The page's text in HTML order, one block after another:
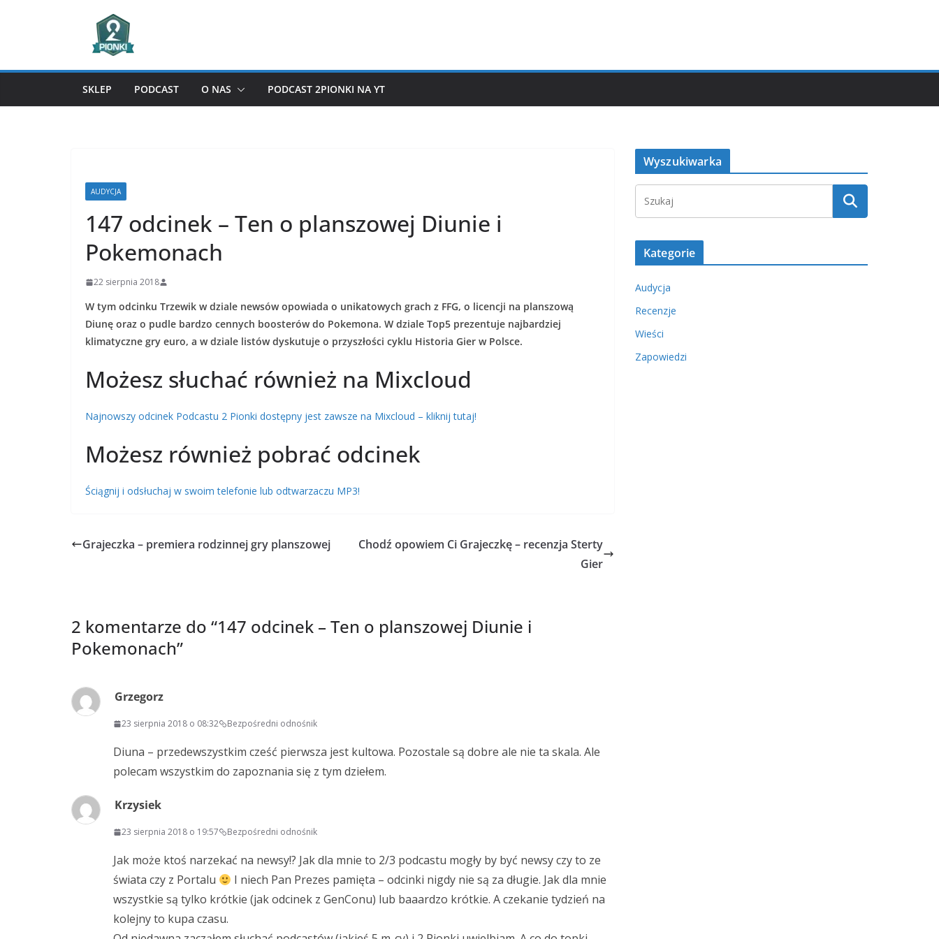
SKLEP PODCAST O NAS PODCAST 2PIONKI NA YT
AUDYCJA
147 odcinek – Ten o planszowej Diunie i
Pokemonach
22 sierpnia 2018
W tym odcinku Trzewik w dziale newsów opowiada o unikatowych grach z FFG, o licencji na planszową
Diunę oraz o pudle bardzo cennych boosterów do Pokemona. W dziale Top5 prezentuje najbardziej
klimatyczne gry euro, a w dziale listów dyskutuje o przyszłości cyklu Historia Gier w Polsce.
Możesz słuchać również na Mixcloud
Najnowszy odcinek Podcastu 2 Pionki dostępny jest zawsze na Mixcloud – kliknij tutaj!
Możesz również pobrać odcinek
Ściągnij i odsłuchaj w swoim telefonie lub odtwarzaczu MP3!
Grajeczka – premiera rodzinnej gry planszowej
Chodź opowiem Ci Grajeczkę – recenzja Sterty
Gier
2 komentarze do “147 odcinek – Ten o planszowej Diunie i
Pokemonach”
Grzegorz
23 sierpnia 2018 o 08:32 Bezpośredni odnośnik
Diuna – przedewszystkim cześć pierwsza jest kultowa. Pozostale są dobre ale nie ta skala. Ale
polecam wszystkim do zapoznania się z tym dziełem.
Krzysiek
23 sierpnia 2018 o 19:57 Bezpośredni odnośnik
Jak może ktoś narzekać na newsy!? Jak dla mnie to 2/3 podcastu mogły by być newsy czy to ze
świata czy z Portalu
I niech Pan Prezes pamięta – odcinki nigdy nie są za długie. Jak dla mnie
wszystkie są tylko krótkie (jak odcinek z GenConu) lub baaardzo krótkie. A czekanie tydzień na
kolejny to kupa czasu.
Wyszukiwarka
Kategorie
Audycja
Recenzje
Wieści
Zapowiedzi